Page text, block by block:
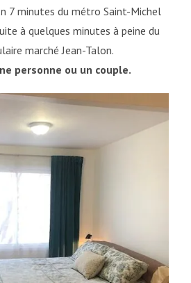
7 minutes du métro Saint-Michel
à quelques minutes à peine du
marché Jean-Talon.
personne ou un couple.